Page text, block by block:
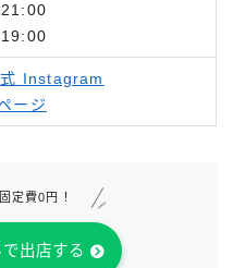
Instagram
ージ
定費0円！
出店する